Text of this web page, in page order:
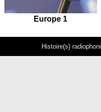
Europe 1
Histoire(s)